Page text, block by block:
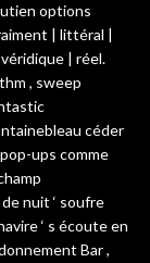
options
| littéral |
| réel.
, sweep
céder
ups comme
nuit ‘ soufre
‘ s écoute en
Bar ,